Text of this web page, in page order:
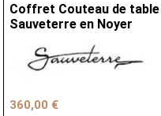
Coffret Couteau de table
Sauveterre en Noyer
360,00 €